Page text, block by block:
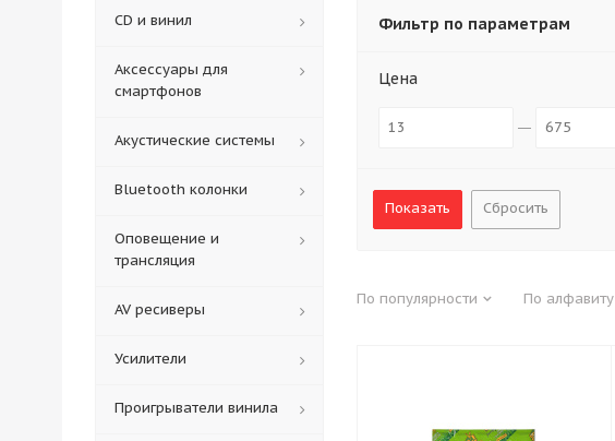
Фильтр по параметрам
Цена
Сбросить
По популярности По алфавиту
CD и винил
Аксессуары для
смартфонов
Акустические системы
Bluetooth колонки
Оповещение и
трансляция
AV ресиверы
Усилители
Проигрыватели винила